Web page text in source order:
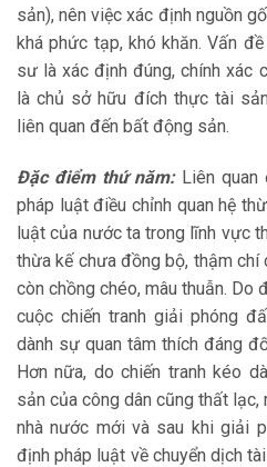
sản), nên việc xác định nguồn
khá phức tạp, khó khăn. Vấn
sư là xác định đúng, chính xác
là chủ sở hữu đích thực tài
liên quan đến bất động sản.
Đặc điểm thứ năm:Liên quan
pháp luật điều chỉnh quan hệ
luật của nước ta trong lĩnh vực
thừa kế chưa đồng bộ, thậm chí
còn chồng chéo, mâu thuẫn. Do
cuộc chiến tranh giải phóng
dành sự quan tâm thích đáng
Hơn nữa, do chiến tranh kéo
sản của công dân cũng thất lạc,
nhà nước mới và sau khi giải
định pháp luật về chuyển dịch